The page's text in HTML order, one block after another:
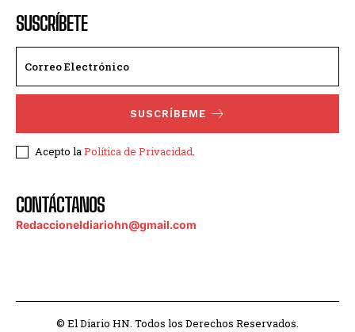
SUSCRÍBETE
SUSCRÍBEME
Acepto laPolítica de Privacidad.
CONTÁCTANOS
Redaccioneldiariohn@gmail.com
© El Diario HN. Todos los Derechos Reservados.